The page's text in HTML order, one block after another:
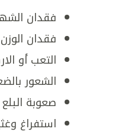
فقدان
فقدان
التعب أو
الشعور
صعوبة البلع
استفراغ